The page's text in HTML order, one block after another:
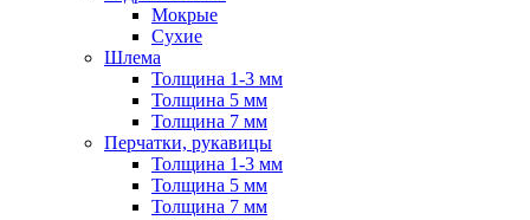
Мокрые
Сухие
Шлема
Толщина 1-3 мм
Толщина 5 мм
Толщина 7 мм
Перчатки, рукавицы
Толщина 1-3 мм
Толщина 5 мм
Толщина 7 мм